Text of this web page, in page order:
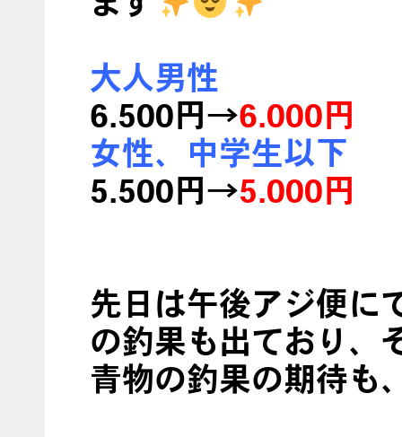
大人男性
6.500円→6.000円
女性、中学生以下
5.500円→5.000円
先日は午後アジ便に
の釣果も出ており、
青物の釣果の期待も